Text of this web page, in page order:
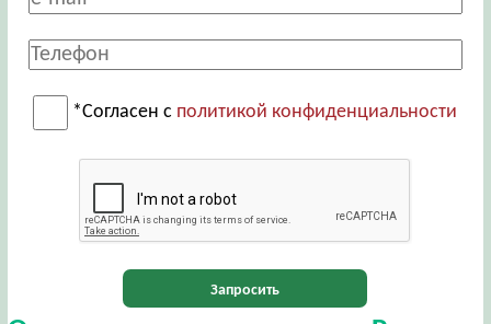
*Согласен с политикой конфиденциальности
Запросить